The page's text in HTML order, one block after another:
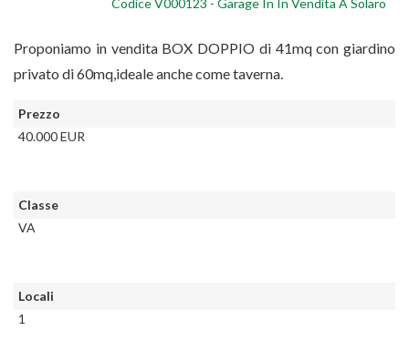
Codice V000123 - Garage In In Vendita A Solaro
Proponiamo in vendita BOX DOPPIO di 41mq con giardino
privato di 60mq,ideale anche come taverna.
Prezzo
40.000 EUR
Classe
VA
Locali
1